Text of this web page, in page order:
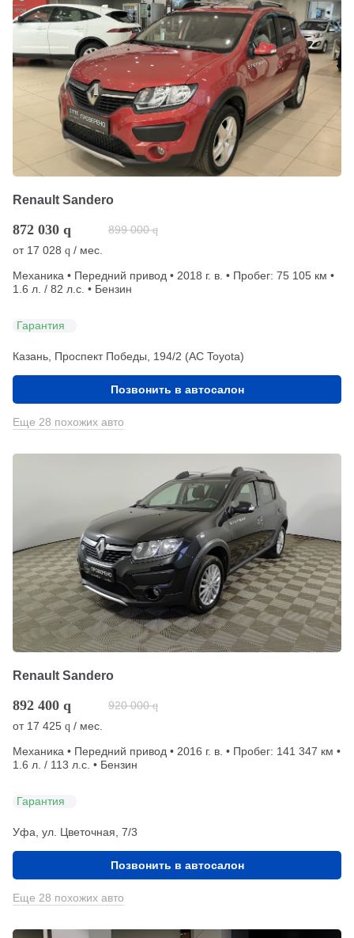
Renault Sandero
872 030 q 899 000 q
от 17 028 q / мес.
Механика • Передний привод • 2018 г. в. • Пробег: 75 105 км •
1.6 л. / 82 л.с. • Бензин
Гарантия
Казань, Проспект Победы, 194/2 (АС Toyota)
Позвонить в автосалон
Еще 28 похожих авто
Renault Sandero
892 400 q 920 000 q
от 17 425 q / мес.
Механика • Передний привод • 2016 г. в. • Пробег: 141 347 км •
1.6 л. / 113 л.с. • Бензин
Гарантия
Уфа, ул. Цветочная, 7/3
Позвонить в автосалон
Еще 28 похожих авто